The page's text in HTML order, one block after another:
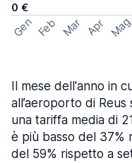
0 €
Gen Feb Mar Apr Mag
Il mese dell'anno in
all’aeroporto di
una tariffa media di
è più basso del 37%
del 59% rispetto a